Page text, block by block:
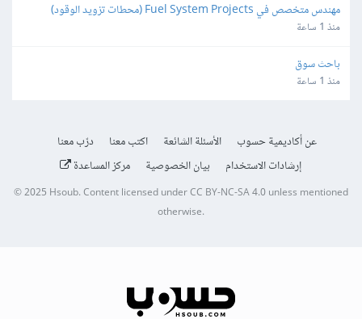
مهندس متخصص في Fuel System Projects (محطات تزويد الوقود)
منذ 1 ساعة
باحث سوق
منذ 1 ساعة
عن أكاديمية حسوب الأسئلة الشائعة اكتب معنا
درّب معنا
إرشادات الاستخدام
بيان الخصوصية مركز المساعدة
© 2025 Hsoub.Content licensed underCC BY-NC-SA 4.0unless mentioned
otherwise.